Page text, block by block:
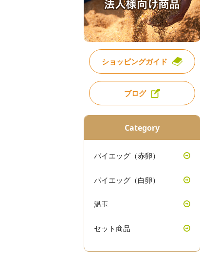
ショッピングガイド
ブログ
Category
パイエッグ（赤卵）
パイエッグ（白卵）
温玉
セット商品